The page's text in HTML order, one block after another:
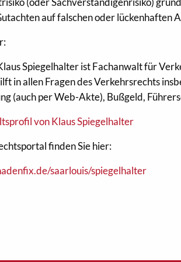
auf falschen oder lückenhaften
Spiegelhalter ist Fachanwalt für
in allen Fragen des Verkehrsrechts
(auch per Web-Akte), Bußgeld,
von Klaus Spiegelhalter
finden Sie hier:
saarlouis/spiegelhalter